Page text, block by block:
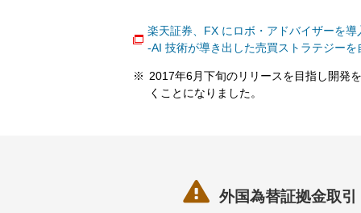
楽天証券、FX にロボ・アドバイザーを導
‐AI 技術が導き出した売買ストラテジーを
※ 2017年6月下旬のリリースを目指し開発
くことになりました。
 外国為替証拠金取